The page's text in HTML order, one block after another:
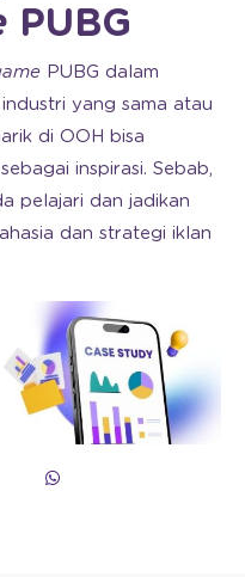
PUBG
PUBG dalam
yang sama atau
di OOH bisa
inspirasi. Sebab,
pelajari dan jadikan
dan strategi iklan